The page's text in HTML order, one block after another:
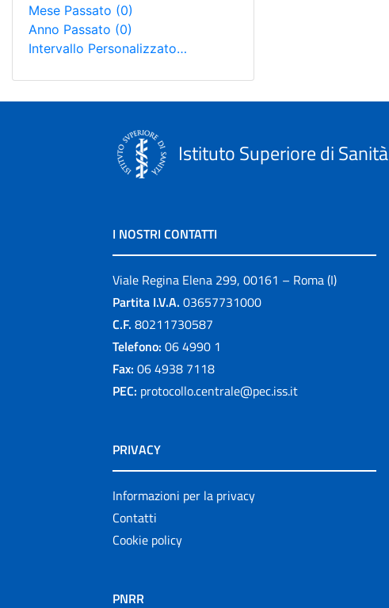
Mese Passato (0)
Anno Passato (0)
Intervallo Personalizzato…
Istituto Superiore di Sanità
I NOSTRI CONTATTI
Viale Regina Elena 299, 00161 – Roma (I)
Partita I.V.A. 03657731000
C.F. 80211730587
Telefono: 06 4990 1
Fax: 06 4938 7118
PEC: protocollo.centrale@pec.iss.it
PRIVACY
Informazioni per la privacy
Contatti
Cookie policy
PNRR